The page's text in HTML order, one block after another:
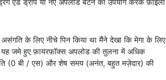
के लिए नीचे पिन किया था मैंने देखा कि मेगा के लिए
यह जमे हुए फ़ायरफ़ॉक्स अपलोड की तुलना में अधिक
(0 बी / एस) और शेष समय (अनंत, बहुत मज़ेदार) की